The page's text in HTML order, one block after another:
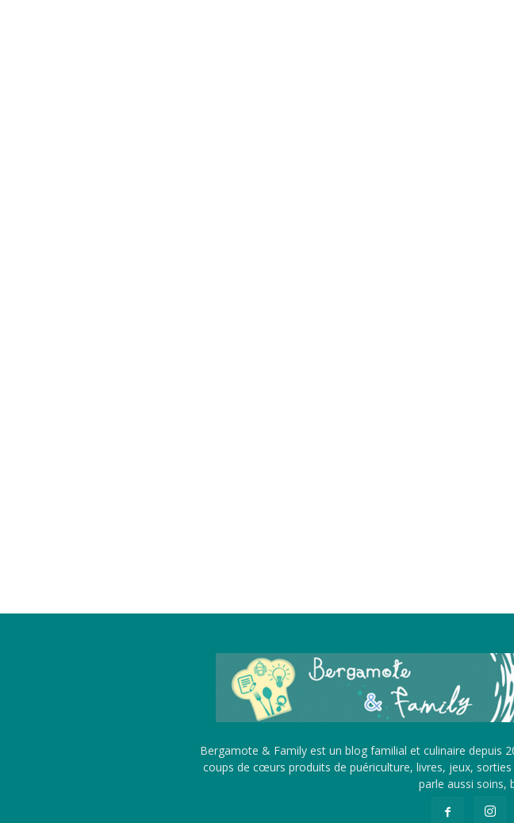
Bergamote & Family est un blog familial et culinaire depuis
coups de cœurs produits de puériculture, livres, jeux,
parle aussi soins,